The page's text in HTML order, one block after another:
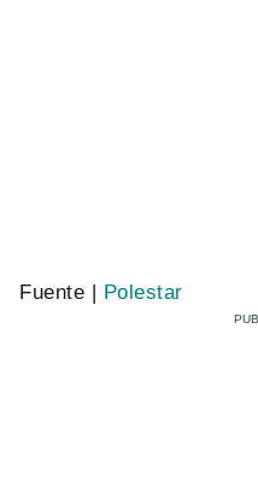
Fuente | Polestar